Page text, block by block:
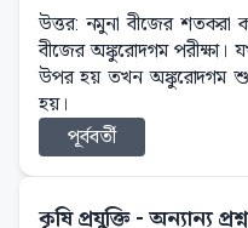
উত্তর: নমুনা বীজের শতকরা
বীজের অঙ্কুরোদগম পরীক্ষা।
উপর হয় তখন অঙ্কুরোদগম
হয়।
পূর্ববর্তী
কৃষি প্রযুক্তি - অন্যান্য প্রশ্ন